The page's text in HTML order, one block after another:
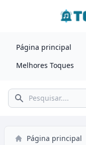
Página principal
Melhores Toques
Pesquisar
Página principal